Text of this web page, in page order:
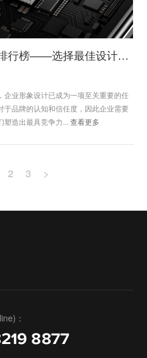
苏州品牌形象设计公司排行榜——选择最佳设计合作伙伴
企业形象设计已成为一项至关重要的任
于品牌的认知和信任度，因此企业需要
塑造出最具竞争力...查看更多
2 3 >
：
8877